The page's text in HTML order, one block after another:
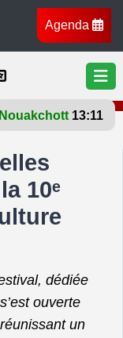
Agenda
l’Afrique,
Nouakchott 27°
10ᵉ
dédiée
ouverte
un